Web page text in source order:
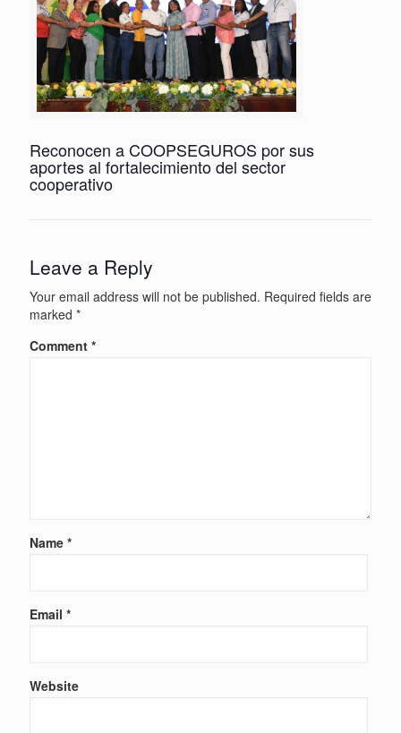
Reconocen a COOPSEGUROS por sus
aportes al fortalecimiento del sector
cooperativo
Leave a Reply
Your email address will not be published. Required fields are
marked *
Comment *
Name *
Email *
Website